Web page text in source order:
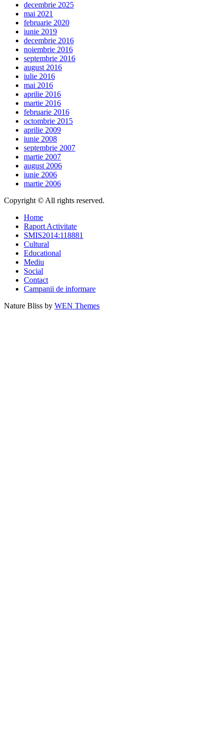
decembrie 2025
mai 2021
februarie 2020
iunie 2019
decembrie 2016
noiembrie 2016
septembrie 2016
august 2016
iulie 2016
mai 2016
aprilie 2016
martie 2016
februarie 2016
octombrie 2015
aprilie 2009
iunie 2008
septembrie 2007
martie 2007
august 2006
iunie 2006
martie 2006
Copyright © All rights reserved.
Home
Raport Activitate
SMIS2014:118881
Cultural
Educational
Mediu
Social
Contact
Campanii de informare
Nature Bliss by WEN Themes